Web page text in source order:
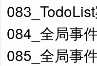
084_全局事
085_全局事